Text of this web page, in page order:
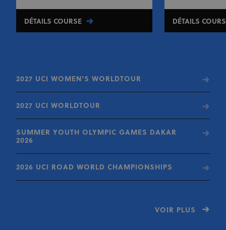
DÉTAILS COURSE DÉTAILS
2027 UCI WOMEN'S WORLDTOUR
2027 UCI WORLDTOUR
SUMMER YOUTH OLYMPIC GAMES DAKAR
2026
2026 UCI ROAD WORLD CHAMPIONSHIPS
VOIR PLUS